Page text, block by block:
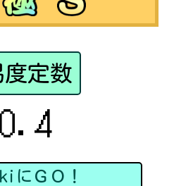
度定数
にＧＯ！